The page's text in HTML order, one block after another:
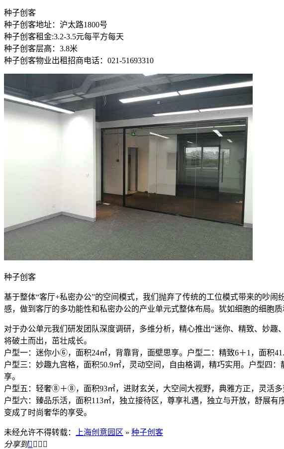
种子创客
种子创客地址：沪太路1800号
种子创客租金:3.2-3.5元每平方每天
种子创客层高：3.8米
种子创客物业出租招商电话：021-51693310
种子创客
基于整体“客厅+私密办公”的空间模式，我们抛弃了传统的工位模式带来的吵
感，做到客厅的多功能性和私密办公的产业单元式整体布局。犹如细胞的细胞质
对于办公单元我们研发团队深度调研，多维分析，精心推出“迷你、精致、妙
将破土而出，茁壮成长。
户型一：迷你小⑥，面积24㎡，背靠背，面壁思享。户型二：精致6＋1，面积
户型三：妙趣九宫格，面积50.9㎡，灵动空间，自由格调，精巧实用。户型四
享。
户型五：轻奢⑧＋⑧，面积93㎡，进财玄关，大空间大视野，典雅方正，灵活
户型六：臻品乐活，面积113㎡，独立接待区，尊享礼遇，独立与开放，舒展
变成了时尚奢华的享受。
未经允许不得转载： 上海创意园区 » 种子创客
分享到   